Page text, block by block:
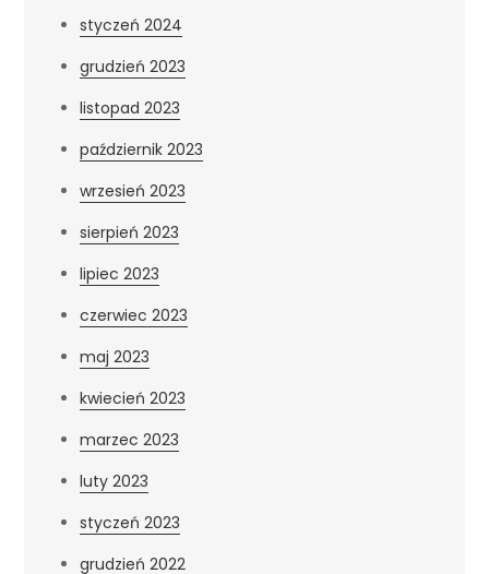
styczeń 2024
grudzień 2023
listopad 2023
październik 2023
wrzesień 2023
sierpień 2023
lipiec 2023
czerwiec 2023
maj 2023
kwiecień 2023
marzec 2023
luty 2023
styczeń 2023
grudzień 2022